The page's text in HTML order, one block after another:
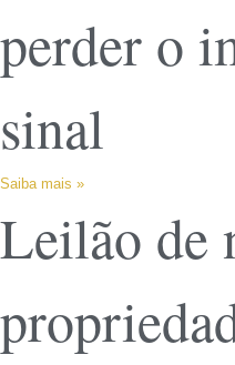
perder o
sinal
Saiba mais »
Leilão de